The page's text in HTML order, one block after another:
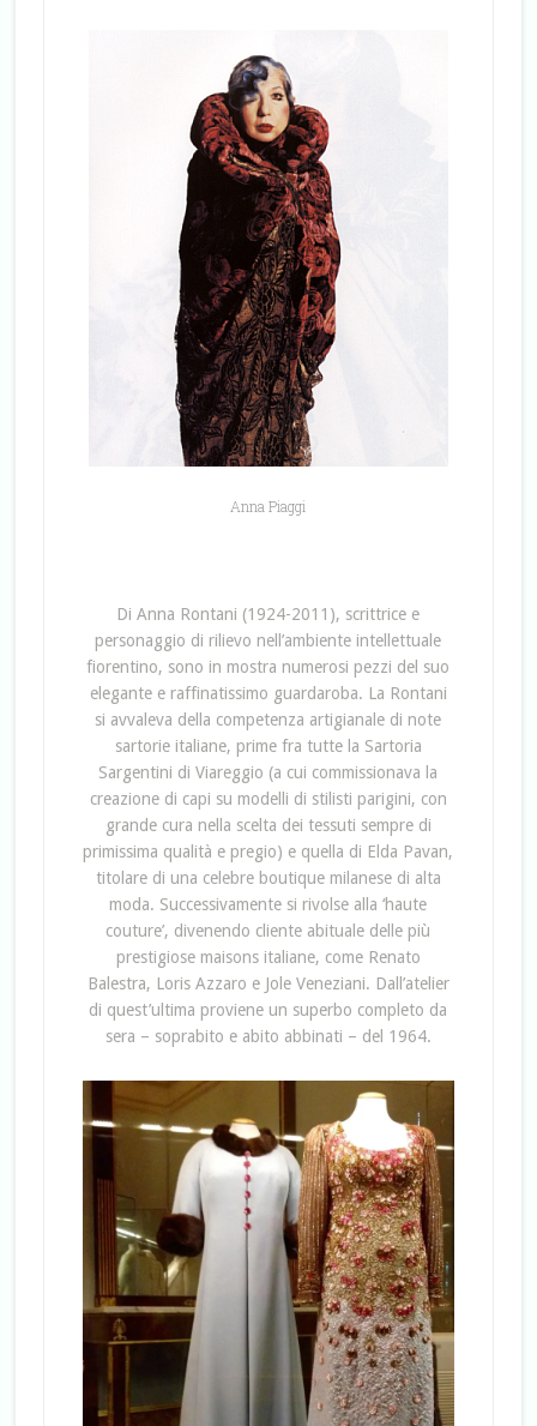
Anna Piaggi
Di Anna Rontani (1924-2011), scrittrice e
personaggio di rilievo nell’ambiente intellettuale
fiorentino, sono in mostra numerosi pezzi del suo
elegante e raffinatissimo guardaroba. La Rontani
si avvaleva della competenza artigianale di note
sartorie italiane, prime fra tutte la Sartoria
Sargentini di Viareggio (a cui commissionava la
creazione di capi su modelli di stilisti parigini, con
grande cura nella scelta dei tessuti sempre di
primissima qualità e pregio) e quella di Elda Pavan,
titolare di una celebre boutique milanese di alta
moda. Successivamente si rivolse alla ‘haute
couture’, divenendo cliente abituale delle più
prestigiose maisons italiane, come Renato
Balestra, Loris Azzaro e Jole Veneziani. Dall’atelier
di quest’ultima proviene un superbo completo da
sera – soprabito e abito abbinati – del 1964.